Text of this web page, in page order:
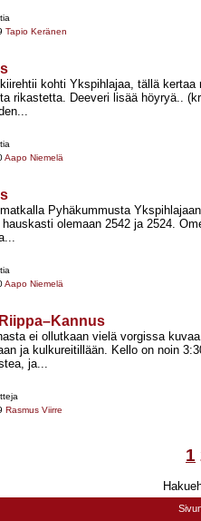
Tapio Keränen
kohti Ykspihlajaa, tällä kertaa
rikastetta. Deeveri lisää höyryä..
Aapo Niemelä
Pyhäkummusta
olemaan 2542 ja 2524.
Aapo Niemelä
ei ollutkaan vielä vorgissa
ja kulkureitillään. Kello on noin
ja...
Rasmus Viirre
1